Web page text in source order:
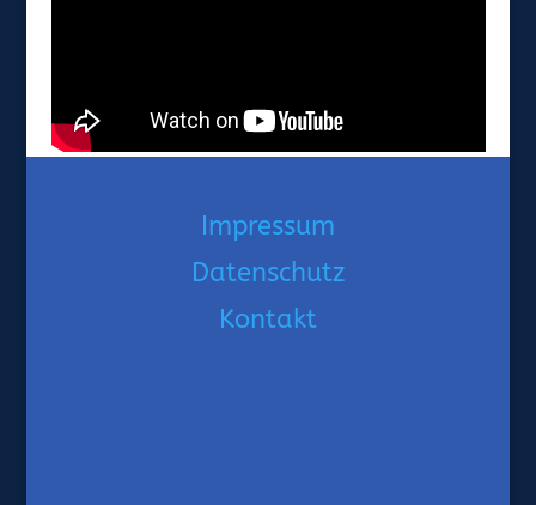
Impressum
Datenschutz
Kontakt